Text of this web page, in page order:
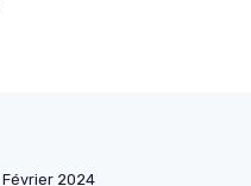
Février 2024